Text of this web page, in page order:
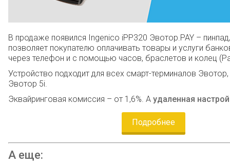
В продаже появился Ingenico iPP320 Эвотор.PAY –
позволяет покупателю оплачивать товары и услуги
через телефон и с помощью часов, браслетов и колец
Устройство подходит для всех смарт-терминалов
Эвотор 5i.
Эквайринговая комиссия – от 1,6%. А удаленная
Подробнее
А еще: